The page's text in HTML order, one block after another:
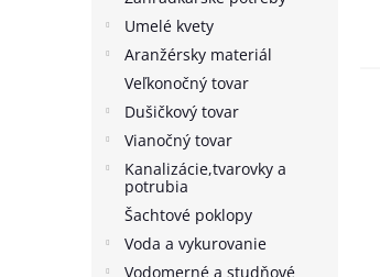
Umelé kvety
Aranžérsky materiál
Veľkonočný tovar
Dušičkový tovar
Vianočný tovar
Kanalizácie,tvarovky a
potrubia
Šachtové poklopy
Voda a vykurovanie
Vodomerné a studňové